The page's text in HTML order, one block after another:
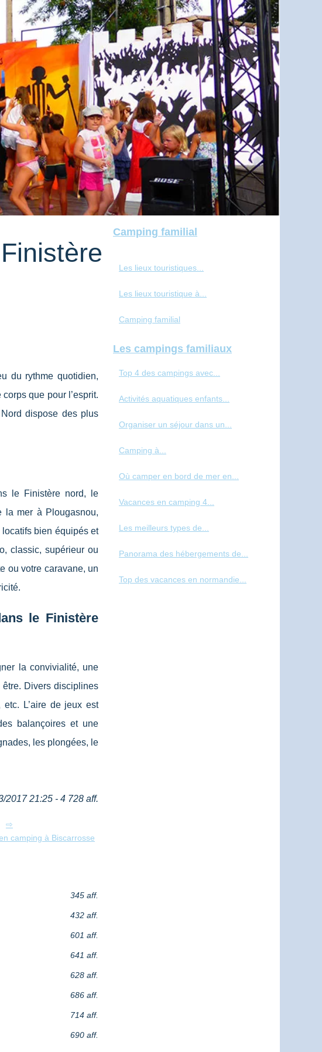
du rythme quotidien,
que pour l’esprit.
dispose des plus
le Finistère nord, le
la mer à Plougasnou,
bien équipés et
classic, supérieur ou
ou votre caravane, un
le Finistère
la convivialité, une
Divers disciplines
L’aire de jeux est
balançoires et une
les plongées, le
2017 21:25 - 4 728 aff.
camping à Biscarrosse
345 aff.
432 aff.
601 aff.
641 aff.
628 aff.
686 aff.
714 aff.
690 aff.
Camping familial
Les lieux touristiques...
Les lieux touristique à...
Camping familial
Les campings familiaux
Top 4 des campings avec...
Activités aquatiques enfants...
Organiser un séjour dans un...
Camping à...
Où camper en bord de mer en...
Vacances en camping 4...
Les meilleurs types de...
Panorama des hébergements de...
Top des vacances en normandie...